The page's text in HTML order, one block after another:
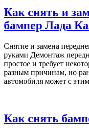
Как снять и
бампер Лада
Снятие и замена
руками Демонтаж
простое и требует
разным причинам, но
автомобиля может с
Как снять